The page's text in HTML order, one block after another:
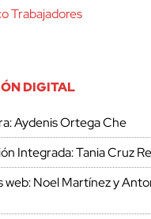
Trabajadores
DIGITAL
Aydenis Ortega Che
Integrada: Tania Cruz
web: Noel Martínez y